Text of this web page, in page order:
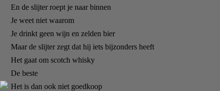
En de slijter roept je naar binnen
Je weet niet waarom
Je drinkt geen wijn en zelden bier
Maar de slijter zegt dat hij iets bijzonders heeft
Het gaat om scotch whisky
De beste
Het is dan ook niet goedkoop